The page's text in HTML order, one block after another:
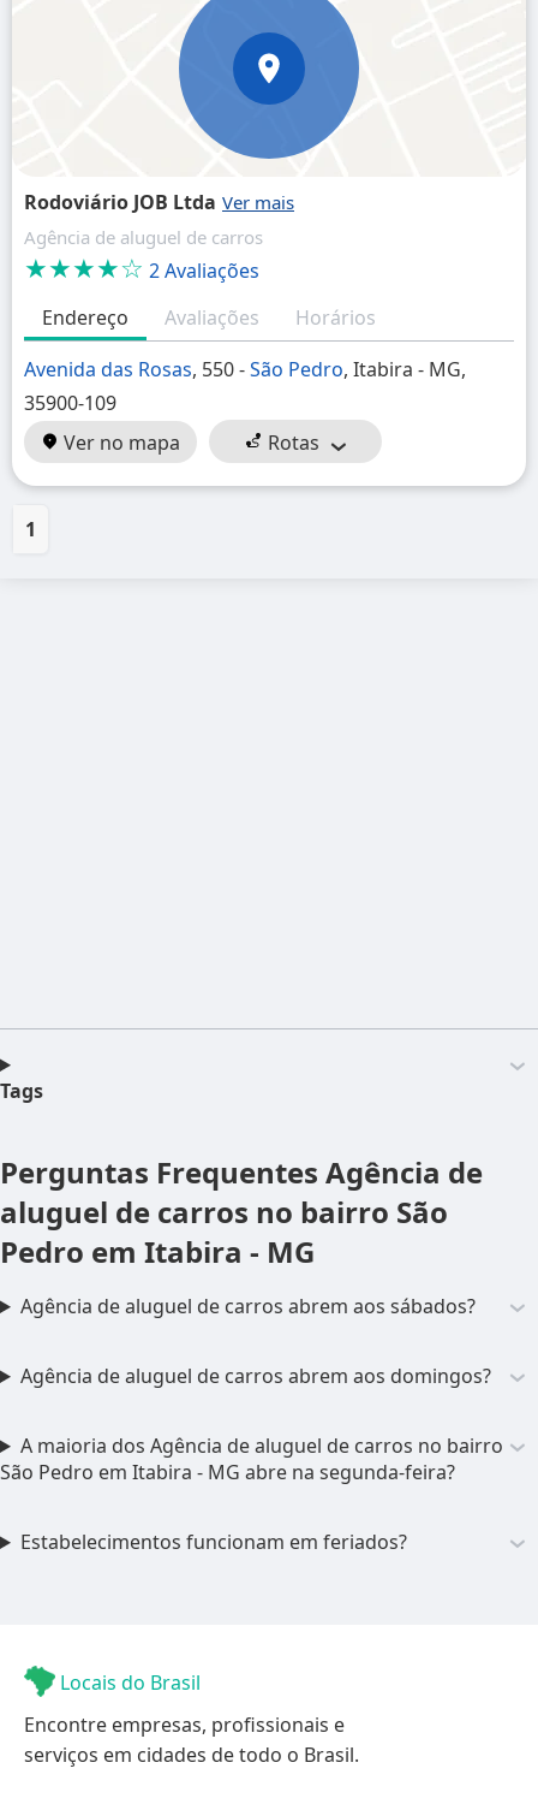
Rodoviário JOB Ltda
Agência de aluguel de carros
★★★★☆ 2 Avaliações
Endereço
Avaliações
Horários
Avenida das Rosas, 550 -São Pedro, Itabira - MG,
35900-109
Ver no mapa
Rotas
1
Tags
Perguntas Frequentes Agência de
aluguel de carros no bairro São
Pedro em Itabira - MG
Agência de aluguel de carros abrem aos sábados?
Agência de aluguel de carros abrem aos domingos?
A maioria dos Agência de aluguel de carros no bairro
São Pedro em Itabira - MG abre na segunda-feira?
Estabelecimentos funcionam em feriados?
Locais do Brasil
Encontre empresas, profissionais e
serviços em cidades de todo o Brasil.